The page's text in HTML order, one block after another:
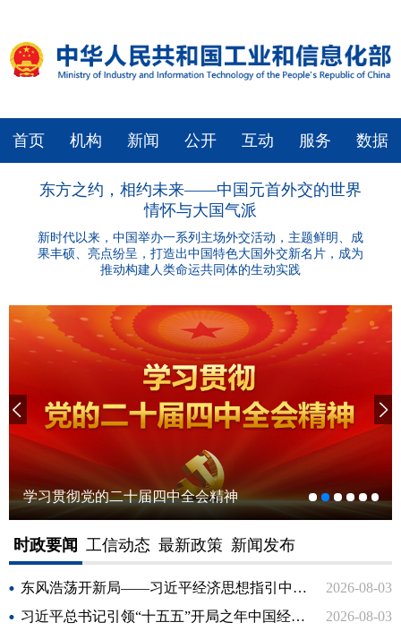
首页 机构 新闻 公开 互动 服务 数据
东方之约，相约未来——中国元首外交的世界
情怀与大国气派
新时代以来，中国举办一系列主场外交活动，主题鲜明、成
果丰硕、亮点纷呈，打造出中国特色大国外交新名片，成为
推动构建人类命运共同体的生动实践
学习贯彻党的二十届四中全会精神
时政要闻 工信动态 最新政策 新闻发布
2026-08-03
东风浩荡开新局——习近平经济思想指引中国经济高质量发展行稳致远
2026-08-03
习近平总书记引领“十五五”开局之年中国经济破浪前行